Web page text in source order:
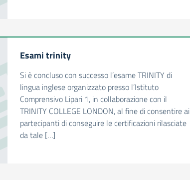
Esami trinity
Si è concluso con successo l’esame TRINITY di
lingua inglese organizzato presso l’Istituto
Comprensivo Lipari 1, in collaborazione con il
TRINITY COLLEGE LONDON, al fine di consentire ai
partecipanti di conseguire le certificazioni rilasciate
da tale […]